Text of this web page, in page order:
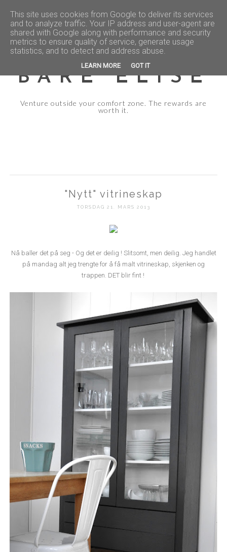
BARE ELISE
Venture outside your comfort zone. The rewards are
worth it.
"Nytt" vitrineskap
TORSDAG 21. MARS 2013
Nå baller det på seg - Og det er deilig ! Slitsomt, men deilig. Jeg handlet
på mandag alt jeg trengte for å få malt vitrineskap, skjenken og
trappen. DET blir fint !
This site uses cookies from Google to deliver its services
and to analyze traffic. Your IP address and user-agent are
shared with Google along with performance and security
metrics to ensure quality of service, generate usage
statistics, and to detect and address abuse.
LEARN MORE GOT IT